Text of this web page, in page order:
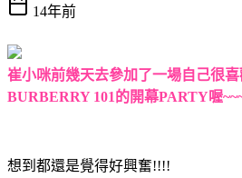
14年前
崔小咪前幾天去參加了一場自己很
BURBERRY 101的開幕PARTY喔
想到都還是覺得好興奮!!!!